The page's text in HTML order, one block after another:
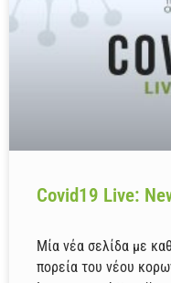
Covid19 Live:
Μία νέα σελίδα με
πορεία του νέου